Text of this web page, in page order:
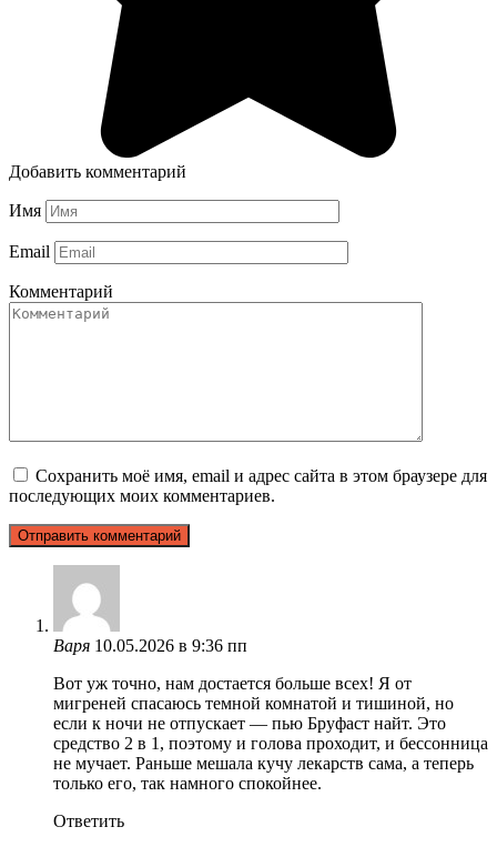
Добавить комментарий
Имя
Email
Комментарий
Сохранить моё имя, email и адрес сайта в этом браузере для
последующих моих комментариев.
Варя 10.05.2026 в 9:36 пп
Вот уж точно, нам достается больше всех! Я от
мигреней спасаюсь темной комнатой и тишиной, но
если к ночи не отпускает — пью Бруфаст найт. Это
средство 2 в 1, поэтому и голова проходит, и бессонница
не мучает. Раньше мешала кучу лекарств сама, а теперь
только его, так намного спокойнее.
Ответить